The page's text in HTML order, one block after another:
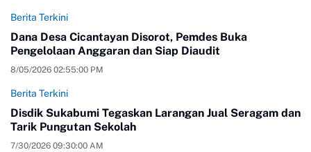
Berita Terkini
Dana Desa Cicantayan Disorot, Pemdes Buka
Pengelolaan Anggaran dan Siap Diaudit
8/05/2026 02:55:00 PM
Berita Terkini
Disdik Sukabumi Tegaskan Larangan Jual Seragam dan
Tarik Pungutan Sekolah
7/30/2026 09:30:00 AM